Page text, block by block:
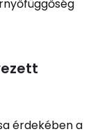
érdekében a